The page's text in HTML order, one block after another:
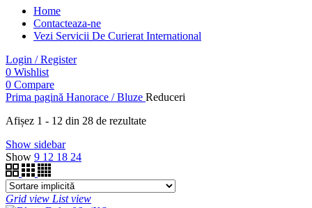
Home
Contacteaza-ne
Vezi Servicii De Curierat International
Login / Register
0 Wishlist
0 Compare
Prima pagină Hanorace / Bluze Reduceri
Afișez 1 - 12 din 28 de rezultate
Show sidebar
Show 9 12 18 24
Grid view List view